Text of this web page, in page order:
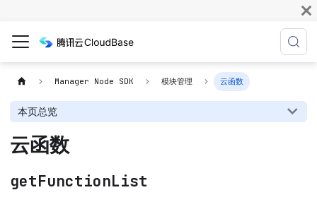
Manager Node SDK 模块管理 云函数
本页总览
云函数
getFunctionList